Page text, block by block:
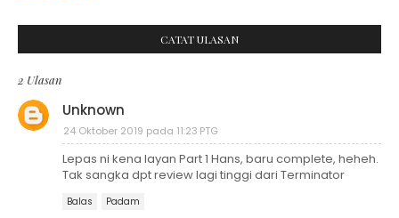
CATAT ULASAN
2 Ulasan
Unknown
24 Oktober 2019 pada 11:23 PTG
Lepas ni kena layan Part 1 Hans, baru complete, heheh.
Tak sangka dpt review lagi tinggi dari Terminator
Balas Padam